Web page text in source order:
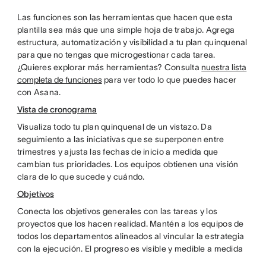
Las funciones son las herramientas que hacen que esta
plantilla sea más que una simple hoja de trabajo. Agrega
estructura, automatización y visibilidad a tu plan quinquenal
para que no tengas que microgestionar cada tarea.
¿Quieres explorar más herramientas? Consulta nuestra lista
completa de funcionespara ver todo lo que puedes hacer
con Asana.
Vista de cronograma
Visualiza todo tu plan quinquenal de un vistazo. Da
seguimiento a las iniciativas que se superponen entre
trimestres y ajusta las fechas de inicio a medida que
cambian tus prioridades. Los equipos obtienen una visión
clara de lo que sucede y cuándo.
Objetivos
Conecta los objetivos generales con las tareas y los
proyectos que los hacen realidad. Mantén a los equipos de
todos los departamentos alineados al vincular la estrategia
con la ejecución. El progreso es visible y medible a medida